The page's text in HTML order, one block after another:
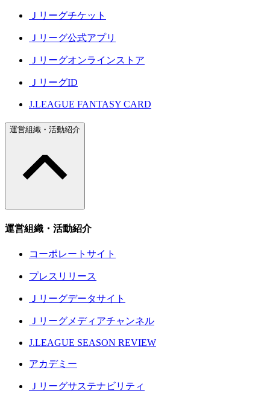
Ｊリーグチケット
Ｊリーグ公式アプリ
Ｊリーグオンラインストア
ＪリーグID
J.LEAGUE FANTASY CARD
運営組織・活動紹介
運営組織・活動紹介
コーポレートサイト
プレスリリース
Ｊリーグデータサイト
Ｊリーグメディアチャンネル
J.LEAGUE SEASON REVIEW
アカデミー
Ｊリーグサステナビリティ